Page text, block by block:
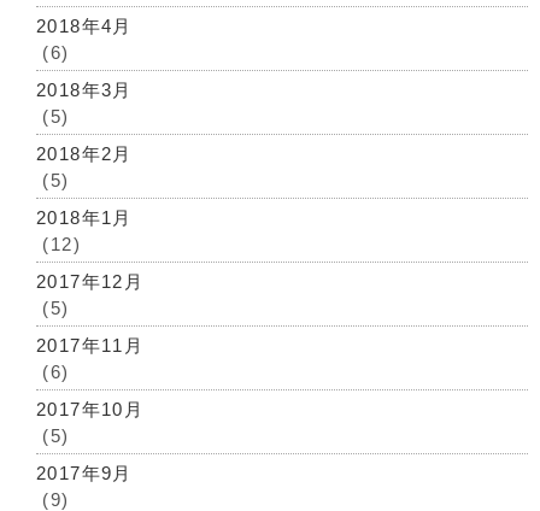
2018年4月
(6)
2018年3月
(5)
2018年2月
(5)
2018年1月
(12)
2017年12月
(5)
2017年11月
(6)
2017年10月
(5)
2017年9月
(9)